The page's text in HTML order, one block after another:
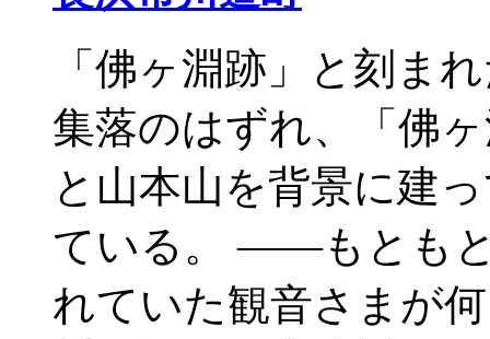
「佛ヶ淵跡」と刻ま
集落のはずれ、「佛
と山本山を背景に建
ている。 ——もとも
れていた観音さまが